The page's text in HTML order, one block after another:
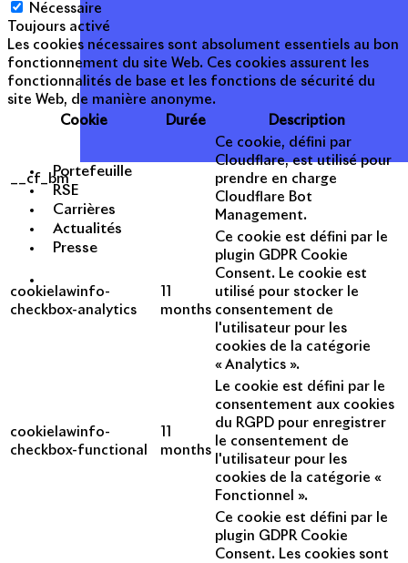
Portefeuille
RSE
Carrières
Actualités
Presse
Nécessaire
Toujours activé
Les cookies nécessaires sont absolument essentiels au bon
fonctionnement du site Web. Ces cookies assurent les
fonctionnalités de base et les fonctions de sécurité du
site Web, de manière anonyme.
Cookie
Durée Description
__cf_bm
Ce cookie, défini par
Cloudflare, est utilisé pour
prendre en charge
Cloudflare Bot
Management.
cookielawinfo-
checkbox-analytics
months
Ce cookie est défini par le
plugin GDPR Cookie
Consent. Le cookie est
utilisé pour stocker le
consentement de
l'utilisateur pour les
cookies de la catégorie
« Analytics ».
cookielawinfo-
checkbox-functional
months
Le cookie est défini par le
consentement aux cookies
du RGPD pour enregistrer
le consentement de
l'utilisateur pour les
cookies de la catégorie «
Fonctionnel ».
Ce cookie est défini par le
plugin GDPR Cookie
Consent. Les cookies sont